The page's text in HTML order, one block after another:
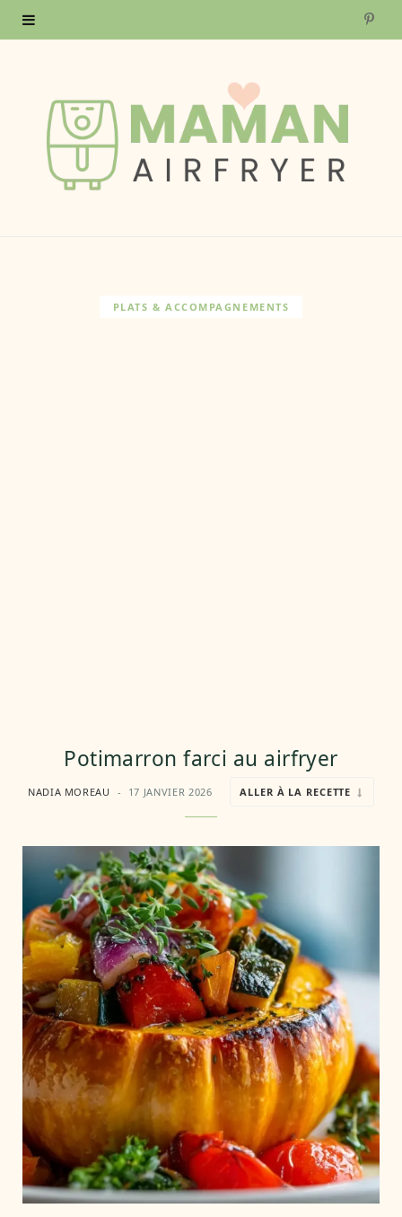
P
PLATS & ACCOMPAGNEMENTS
Potimarron farci au airfryer
NADIA MOREAU 17 JANVIER 2026 ALLER À LA RECETTE